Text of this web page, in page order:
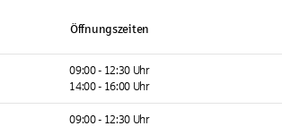
Öffnungszeiten
09:00 - 12:30 Uhr
14:00 - 16:00 Uhr
09:00 - 12:30 Uhr